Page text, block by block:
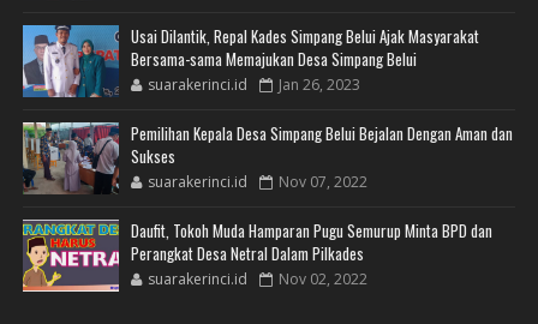
Usai Dilantik, Repal Kades Simpang Belui Ajak Masyarakat
Bersama-sama Memajukan Desa Simpang Belui
suarakerinci.id Jan 26, 2023
Pemilihan Kepala Desa Simpang Belui Bejalan Dengan Aman dan
Sukses
suarakerinci.id Nov 07, 2022
Daufit, Tokoh Muda Hamparan Pugu Semurup Minta BPD dan
Perangkat Desa Netral Dalam Pilkades
suarakerinci.id Nov 02, 2022